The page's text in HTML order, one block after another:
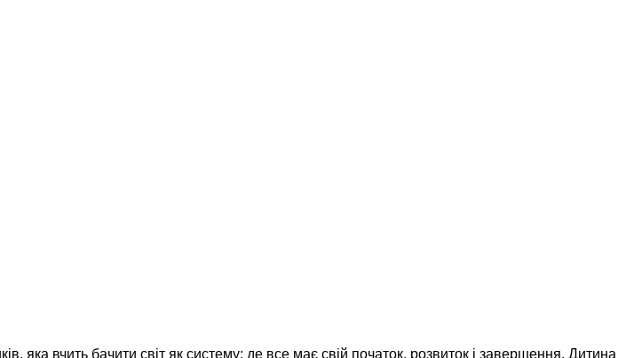
яка вчить бачити світ як систему: де все має свій початок, розвиток і завершення. Дитина